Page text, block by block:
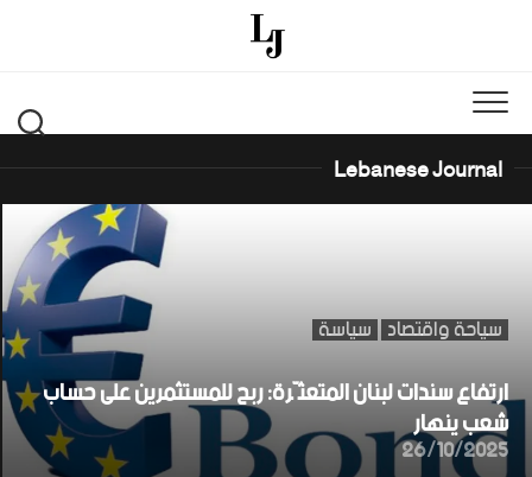
Lebanese Journal
سياحة واقتصاد سياسة
ارتفاع سندات لبنان المتعثّرة: ربح للمستثمرين على حساب
شعب ينهار
26/10/2025